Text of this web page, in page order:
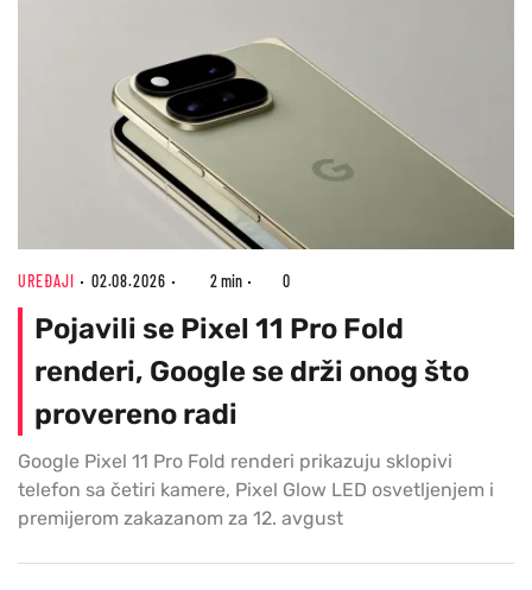
UREĐAJI 02.08.2026 2 min 0
Pojavili se Pixel 11 Pro Fold
renderi, Google se drži onog što
provereno radi
Google Pixel 11 Pro Fold renderi prikazuju sklopivi
telefon sa četiri kamere, Pixel Glow LED osvetljenjem i
premijerom zakazanom za 12. avgust